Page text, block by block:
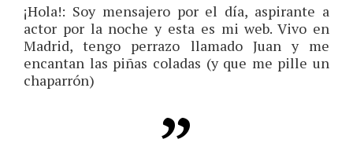
¡Hola!: Soy mensajero por el día, aspirante a
actor por la noche y esta es mi web. Vivo en
Madrid, tengo perrazo llamado Juan y me
encantan las piñas coladas (y que me pille un
chaparrón)